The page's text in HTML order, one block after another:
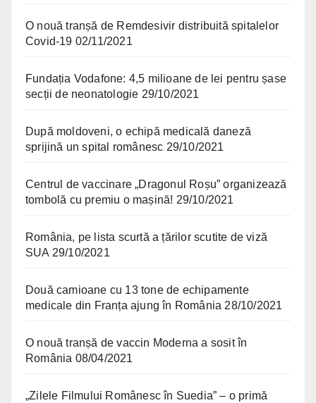
O nouă tranșă de Remdesivir distribuită spitalelor
Covid-19 02/11/2021
Fundația Vodafone: 4,5 milioane de lei pentru șase
secții de neonatologie 29/10/2021
După moldoveni, o echipă medicală daneză
sprijină un spital românesc 29/10/2021
Centrul de vaccinare „Dragonul Roșu” organizează
tombolă cu premiu o mașină! 29/10/2021
România, pe lista scurtă a țărilor scutite de viză
SUA 29/10/2021
Două camioane cu 13 tone de echipamente
medicale din Franța ajung în România 28/10/2021
O nouă tranșă de vaccin Moderna a sosit în
România 08/04/2021
„Zilele Filmului Românesc în Suedia” – o primă